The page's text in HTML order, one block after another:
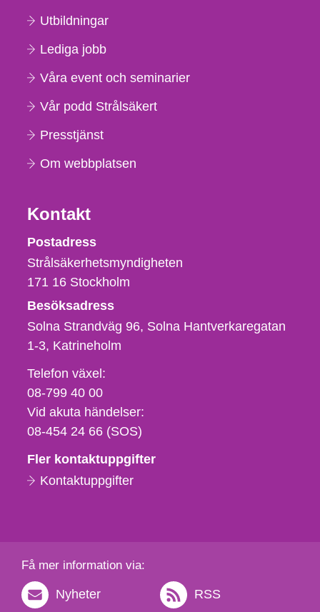
Utbildningar
Lediga jobb
Våra event och seminarier
Vår podd Strålsäkert
Presstjänst
Om webbplatsen
Kontakt
Strålsäkerhetsmyndigheten
Postadress
Strålsäkerhetsmyndigheten
171 16 Stockholm
Besöksadress
Solna Strandväg 96, Solna Hantverkaregatan
1-3 Katrineholm
Telefon,
fax
och
e-
Telefon växel:
08-799 40 00
Vid akuta händelser:
08-454 24 66 (SOS)
Fler kontaktuppgifter
Kontaktuppgifter
Få mer information via:
Nyheter RSS